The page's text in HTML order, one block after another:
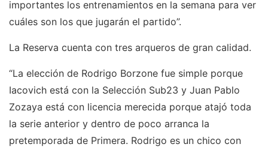
importantes los entrenamientos en la semana para ver
cuáles son los que jugarán el partido”.
La Reserva cuenta con tres arqueros de gran calidad.
“La elección de Rodrigo Borzone fue simple porque
Iacovich está con la Selección Sub23 y Juan Pablo
Zozaya está con licencia merecida porque atajó toda
la serie anterior y dentro de poco arranca la
pretemporada de Primera. Rodrigo es un chico con